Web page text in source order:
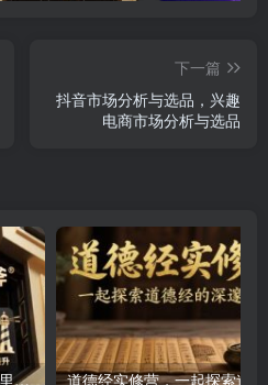
下一篇
抖音市场分析与选品，兴趣
电商市场分析与选品
团队管理必学课程系列，阿里巴巴“腿部三板斧”